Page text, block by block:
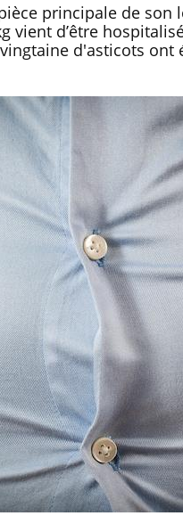
principale de
vient d’être
d'asticots
Pourquoi
gâche-t-il
jours de vos
Fortes
pourquoi le
noyade
Le Viagra
freiner la
cancer ?